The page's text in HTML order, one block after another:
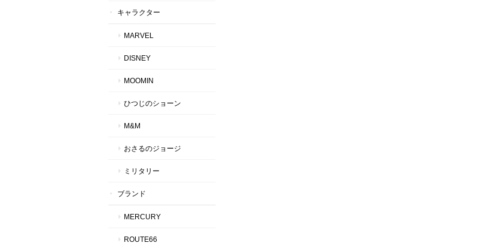
キャラクター
MARVEL
DISNEY
MOOMIN
ひつじのショーン
M&M
おさるのジョージ
ミリタリー
ブランド
MERCURY
ROUTE66